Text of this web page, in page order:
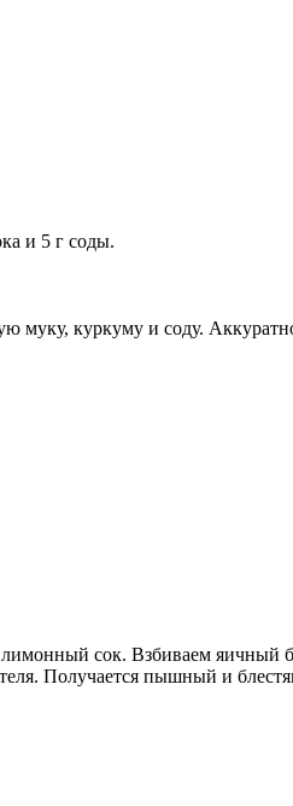
и 5 г соды.
муку, куркуму и соду.
сок. Взбиваем яичный
Получается пышный и